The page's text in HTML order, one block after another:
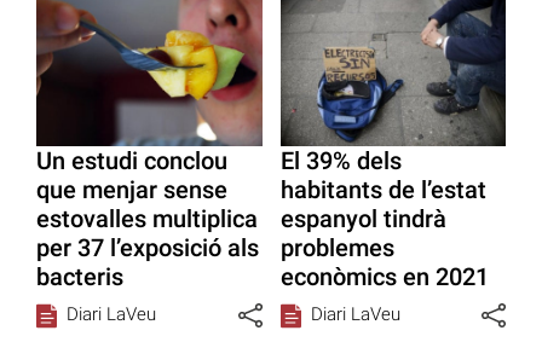
Un estudi conclou
que menjar sense
estovalles multiplica
per 37 l’exposició als
bacteris
Diari LaVeu
El 39% dels
habitants de l’estat
espanyol tindrà
problemes
econòmics en 2021
Diari LaVeu